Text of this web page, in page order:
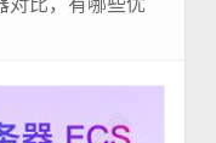
对比，有哪些优